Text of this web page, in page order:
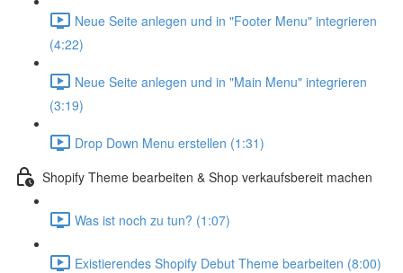
Neue Seite anlegen und in "Footer Menu" integrieren
(4:22)
Neue Seite anlegen und in "Main Menu" integrieren
(3:19)
Drop Down Menu erstellen (1:31)
Shopify Theme bearbeiten & Shop verkaufsbereit machen
Was ist noch zu tun? (1:07)
Existierendes Shopify Debut Theme bearbeiten (8:00)